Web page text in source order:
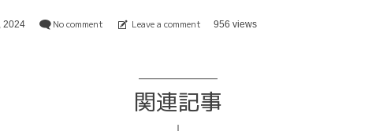
2024 No comment Leave a comment 956 views
関連記事